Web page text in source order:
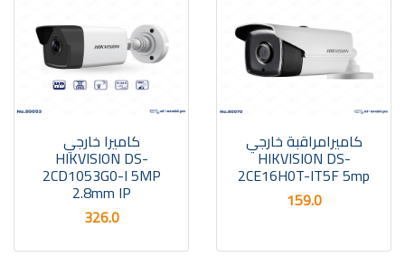
كاميرامراقبة خارجي
HIKVISION DS-
2CE16H0T-IT5F 5mp
159.0
كاميرا خارجي
HIKVISION DS-
2CD1053G0-I 5MP
2.8mm IP
326.0